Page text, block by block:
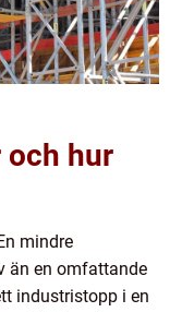
och hur
mindre
än en omfattande
industristopp i en